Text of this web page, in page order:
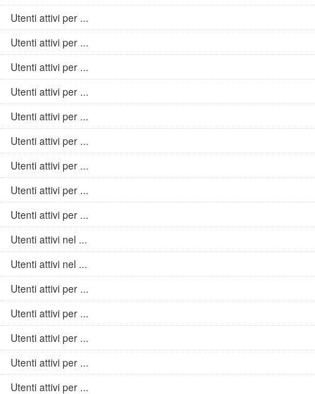
Utenti attivi per ...
Utenti attivi per ...
Utenti attivi per ...
Utenti attivi per ...
Utenti attivi per ...
Utenti attivi per ...
Utenti attivi per ...
Utenti attivi per ...
Utenti attivi per ...
Utenti attivi nel ...
Utenti attivi nel ...
Utenti attivi per ...
Utenti attivi per ...
Utenti attivi per ...
Utenti attivi per ...
Utenti attivi per ...